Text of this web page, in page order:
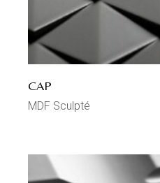
CAP
MDF Sculpté